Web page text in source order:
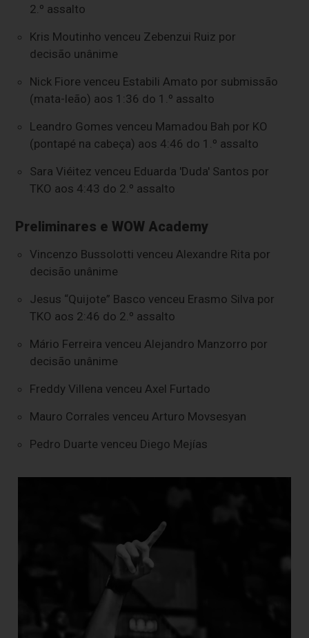
2.º assalto
Kris Moutinho venceu Zebenzui Ruiz por
decisão unânime
Nick Fiore venceu Estabili Amato por submissão
(mata-leão) aos 1:36 do 1.º assalto
Leandro Gomes venceu Mamadou Bah por KO
(pontapé na cabeça) aos 4:46 do 1.º assalto
Sara Viéitez venceu Eduarda 'Duda' Santos por
TKO aos 4:43 do 2.º assalto
Preliminares e WOW Academy
Vincenzo Bussolotti venceu Alexandre Rita por
decisão unânime
Jesus “Quijote” Basco venceu Erasmo Silva por
TKO aos 2:46 do 2.º assalto
Mário Ferreira venceu Alejandro Manzorro por
decisão unânime
Freddy Villena venceu Axel Furtado
Mauro Corrales venceu Arturo Movsesyan
Pedro Duarte venceu Diego Mejías